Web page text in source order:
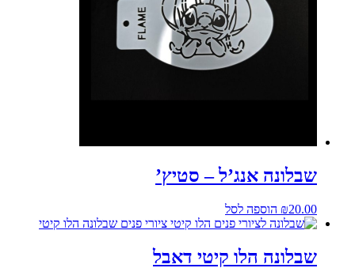
שבלונה אנג’ל – סטיץ’
₪20.00 הוספה לסל
שבלונה הלו קיטי דאבל